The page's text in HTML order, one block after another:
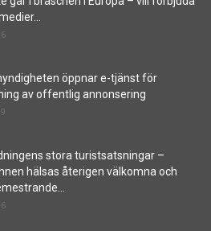
öppnar e-tjänst för
av offentlig annonsering
stora turistsatsningar –
hälsas återigen välkomna och